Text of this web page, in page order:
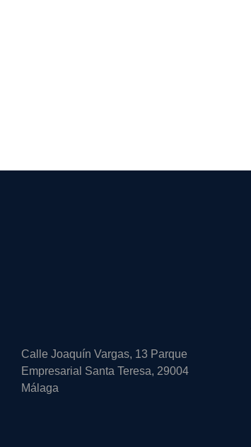
Calle Joaquín Vargas, 13 Parque
Empresarial Santa Teresa, 29004
Málaga